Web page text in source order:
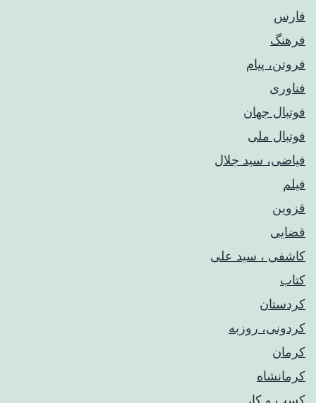
فارس
فرهنگ
فروتن، پیام
فناوری
فوتبال جهان
فوتبال ملی
فیاضی، سید جلال
فیلم
قزوین
قضایی
کاشفی ، سید علی
کتاب
کردستان
کردونی، روزبه
کرمان
کرمانشاه
کسب و کار